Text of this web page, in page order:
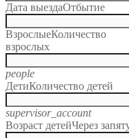
Дата выездаОтбытие
ВзрослыеКоличество
взрослых
people
ДетиКоличество детей
supervisor_account
Возраст детейЧерез